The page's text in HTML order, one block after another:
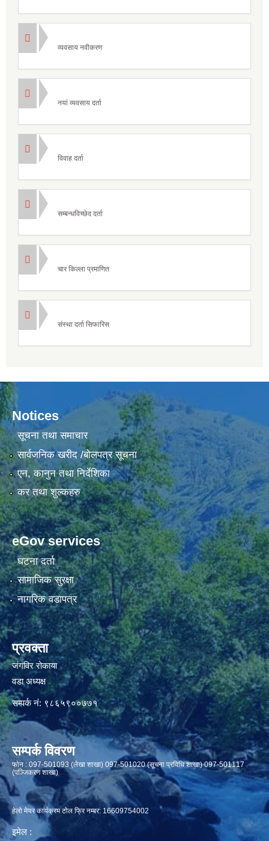
व्यवसाय नवीकरण
नयां व्यवसाय दर्ता
विवाह दर्ता
सम्बन्धविच्छेद दर्ता
चार किल्ला प्रमाणित
संस्था दर्ता सिफारिस
Notices
सूचना तथा समाचार
सार्वजनिक खरीद /बोलपत्र सूचना
एन, कानुन तथा निर्देशिका
कर तथा शुल्कहरु
eGov services
घटना दर्ता
सामाजिक सुरक्षा
नागरिक वडापत्र
प्रवक्ता
जंगविर रोकाया
वडा अध्यक्ष
सम्पर्क नं: ९८६५९००७७१
सम्पर्क विवरण
फाेन : 097-501093 (लेखा शाखा) 097-501020 (सूचना प्रविधि शाखा) 097-501117
(पञ्जिकरण शाखा)
हेलो मेयर कार्यक्रम टोल फ्रि नम्बर: 16609754002
इमेल :